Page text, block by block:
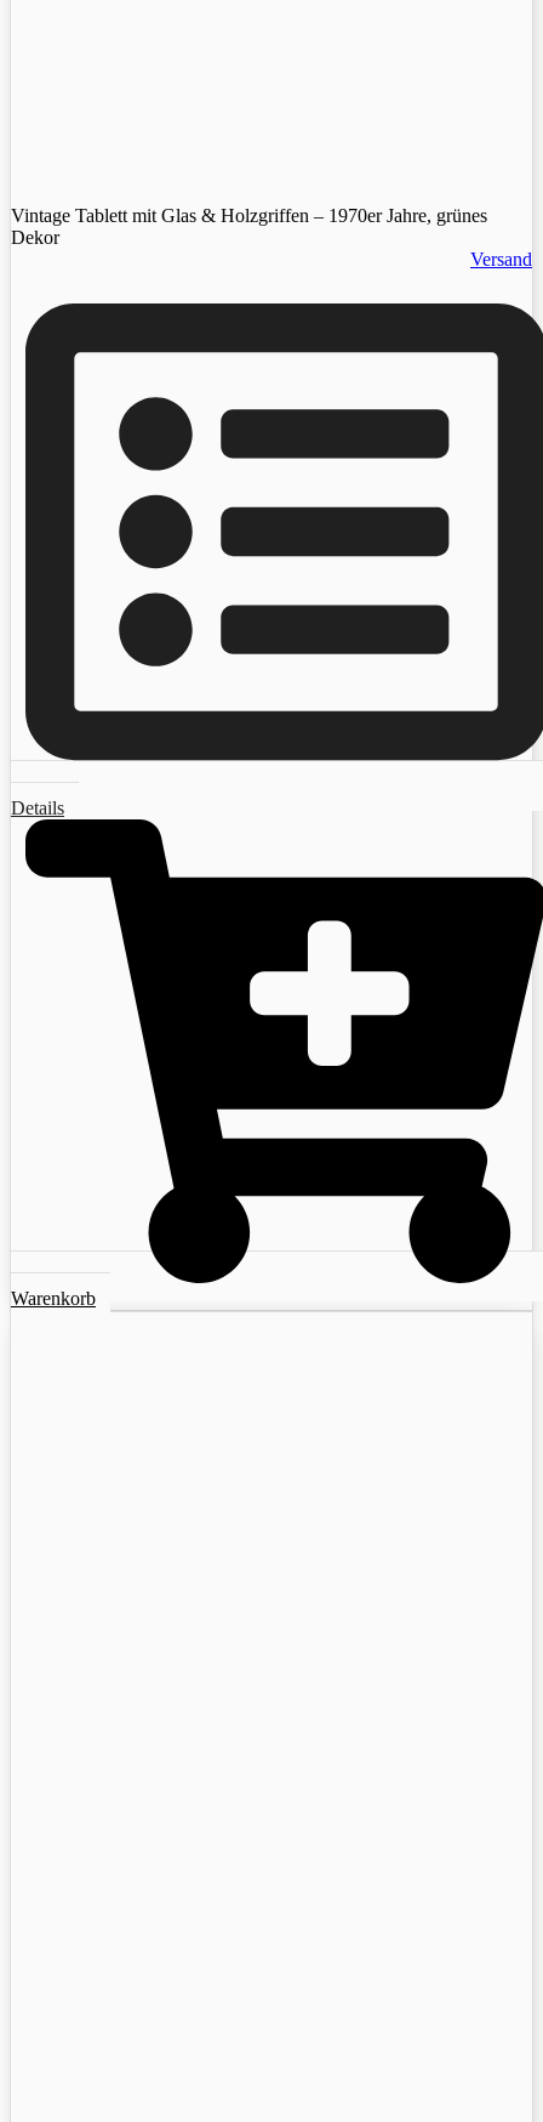
Vintage Tablett mit Glas & Holzgriffen – 1970er Jahre, grünes
Dekor
Versand
Details
Warenkorb